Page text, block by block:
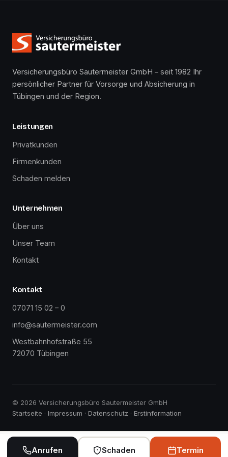
Anrufen Schaden Termin
Versicherungsbüro Sautermeister GmbH – seit 1982 Ihr
persönlicher Partner für Vorsorge und Absicherung in
Tübingen und der Region.
Leistungen
Privatkunden
Firmenkunden
Schaden melden
Unternehmen
Über uns
Unser Team
Kontakt
Kontakt
07071 15 02 – 0
info@sautermeister.com
Westbahnhofstraße 55
72070 Tübingen
© 2026 Versicherungsbüro Sautermeister GmbH
Startseite · Impressum · Datenschutz · Erstinformation